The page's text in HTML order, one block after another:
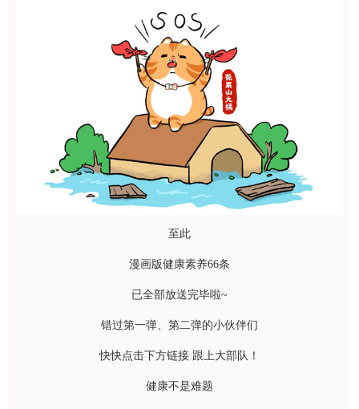
至此
漫画版健康素养66条
已全部放送完毕啦~
错过第一弹、第二弹的小伙伴们
快快点击下方链接 跟上大部队！
健康不是难题